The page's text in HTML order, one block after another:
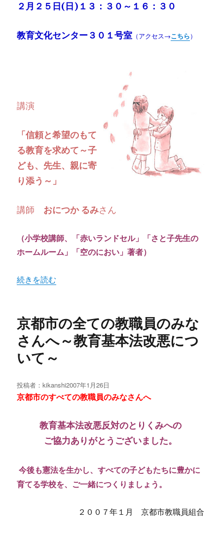
２月２５日(日)１３：３０～１６：３０
教育文化センター３０１号室 （アクセス→こちら）
講演
「信頼と希望のもて
る教育を求めて～子
ども、先生、親に寄
り添う～」
講師 おにつか るみさん
（小学校講師、「赤いランドセル」「さと子先生の
ホームルーム」「空のにおい」著者）
“おにつか るみ さん 講演会（養護教員部学習会）” の
続きを読む
京都市の全ての教職員のみな
さんへ～教育基本法改悪につ
いて～
投稿者：kikanshi投
稿
2007年1月26日
京都市のすべての教職員のみなさんへ
教育基本法改悪反対のとりくみへの
ご協力ありがとうございました。
今後も憲法を生かし、すべての子どもたちに豊かに
育てる学校を、ご一緒につくりましょう。
２００７年１月 京都市教職員組合